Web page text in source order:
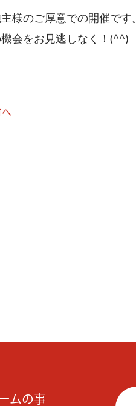
様のご厚意での開催です。
会をお見逃しなく！(⁠^⁠^⁠)
ムの事